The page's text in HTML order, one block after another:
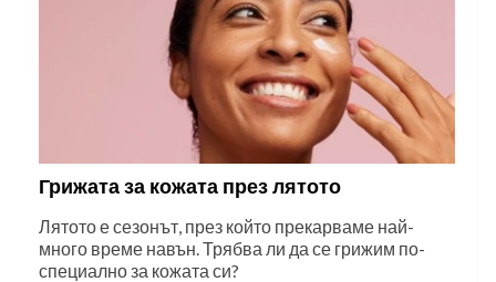
Грижата за кожата през лятото
Лятото е сезонът, през който прекарваме най-
много време навън. Трябва ли да се грижим по-
специално за кожата си?